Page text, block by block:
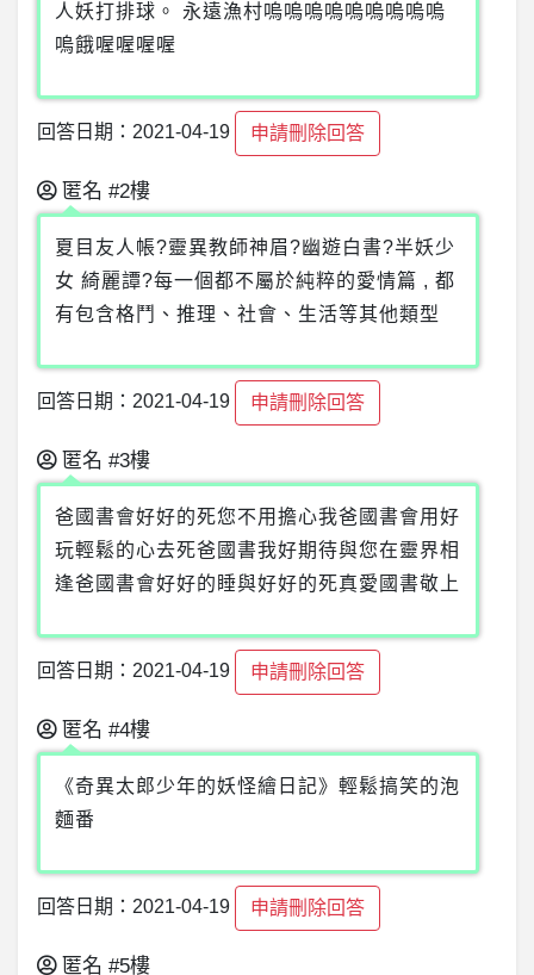
人妖打排球。 永遠漁村嗚嗚嗚嗚嗚嗚嗚嗚嗚
嗚餓喔喔喔喔
回答日期：2021-04-19 申請刪除回答
匿名 #2樓
夏目友人帳?靈異教師神眉?幽遊白書?半妖少
女 綺麗譚?每一個都不屬於純粹的愛情篇 , 都
有包含格鬥、推理、社會、生活等其他類型
回答日期：2021-04-19 申請刪除回答
匿名 #3樓
爸國書會好好的死您不用擔心我爸國書會用好
玩輕鬆的心去死爸國書我好期待與您在靈界相
逢爸國書會好好的睡與好好的死真愛國書敬上
回答日期：2021-04-19 申請刪除回答
匿名 #4樓
《奇異太郎少年的妖怪繪日記》輕鬆搞笑的泡
麵番
回答日期：2021-04-19 申請刪除回答
匿名 #5樓